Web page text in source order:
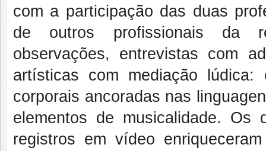
com a participação das duas
de outros profissionais da
observações, entrevistas com
artísticas com mediação lúdica:
corporais ancoradas nas
elementos de musicalidade.
registros em vídeo